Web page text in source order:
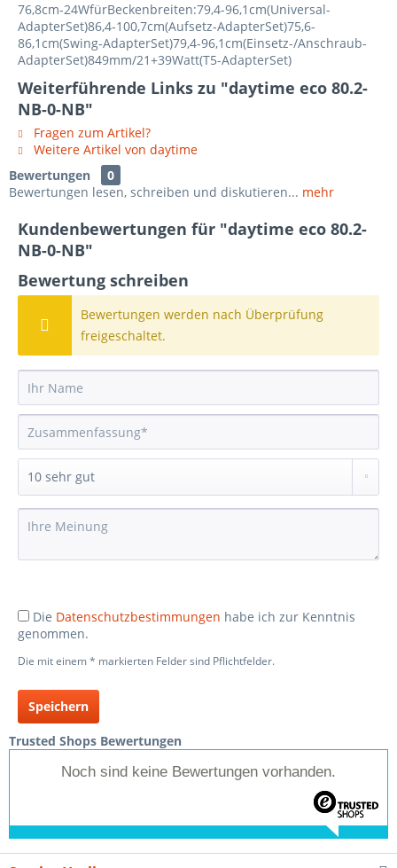
76,8cm-24WfürBeckenbreiten:79,4-96,1cm(Universal-
AdapterSet)86,4-100,7cm(Aufsetz-AdapterSet)75,6-
86,1cm(Swing-AdapterSet)79,4-96,1cm(Einsetz-/Anschraub-
AdapterSet)849mm/21+39Watt(T5-AdapterSet)
Weiterführende Links zu "daytime eco 80.2-
NB-0-NB"
Fragen zum Artikel?
Weitere Artikel von daytime
Bewertungen
0
Bewertungen lesen, schreiben und diskutieren... mehr
Kundenbewertungen für "daytime eco 80.2-
NB-0-NB"
Bewertung schreiben
Bewertungen werden nach Überprüfung
freigeschaltet.
Die Datenschutzbestimmungen habe ich zur Kenntnis
genommen.
Die mit einem * markierten Felder sind Pflichtfelder.
Speichern
Trusted Shops Bewertungen
Noch sind keine Bewertungen vorhanden.